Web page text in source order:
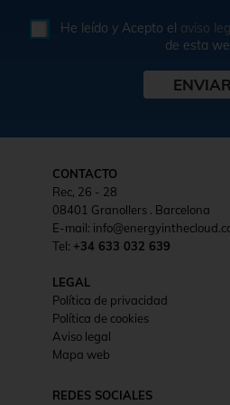
He leído y Acepto el aviso
de esta
CONTACTO
Rec, 26 - 28
08401 Granollers . Barcelona
E-mail:
Tel: +34 633 032 639
LEGAL
Política de privacidad
Política de cookies
Aviso legal
Mapa web
REDES SOCIALES